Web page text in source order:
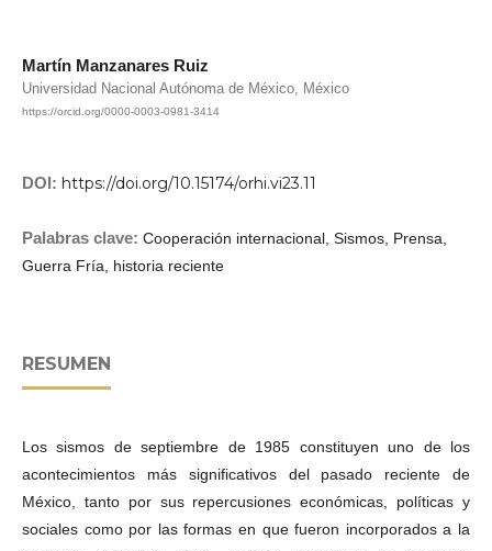
Martín Manzanares Ruiz
Universidad Nacional Autónoma de México, México
https://orcid.org/0000-0003-0981-3414
DOI: https://doi.org/10.15174/orhi.vi23.11
Palabras clave: Cooperación internacional, Sismos, Prensa,
Guerra Fría, historia reciente
RESUMEN
Los sismos de septiembre de 1985 constituyen uno de los
acontecimientos más significativos del pasado reciente de
México, tanto por sus repercusiones económicas, políticas y
sociales como por las formas en que fueron incorporados a la